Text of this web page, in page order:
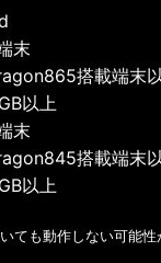
末
搭載端末
以上
末
搭載端末
以上
ても動作しない可能性